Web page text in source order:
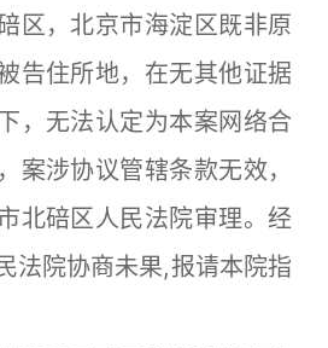
区，北京市海淀区既非原
告住所地，在无其他证据
，无法认定为本案网络合
案涉协议管辖条款无效，
北碚区人民法院审理。经
法院协商未果,报请本院指